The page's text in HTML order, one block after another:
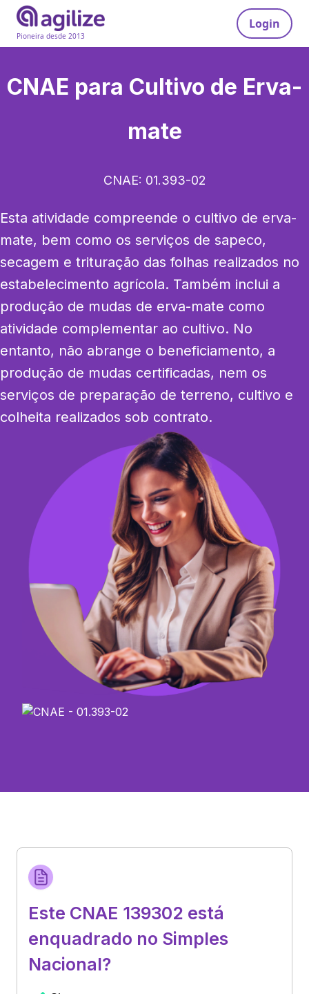
Pioneira desde 2013
Login
CNAE para Cultivo de Erva-
mate
CNAE: 01.393-02
Esta atividade compreende o cultivo de erva-
mate, bem como os serviços de sapeco,
secagem e trituração das folhas realizados no
estabelecimento agrícola. Também inclui a
produção de mudas de erva-mate como
atividade complementar ao cultivo. No
entanto, não abrange o beneficiamento, a
produção de mudas certificadas, nem os
serviços de preparação de terreno, cultivo e
colheita realizados sob contrato.
Este CNAE 139302 está
enquadrado no Simples
Nacional?